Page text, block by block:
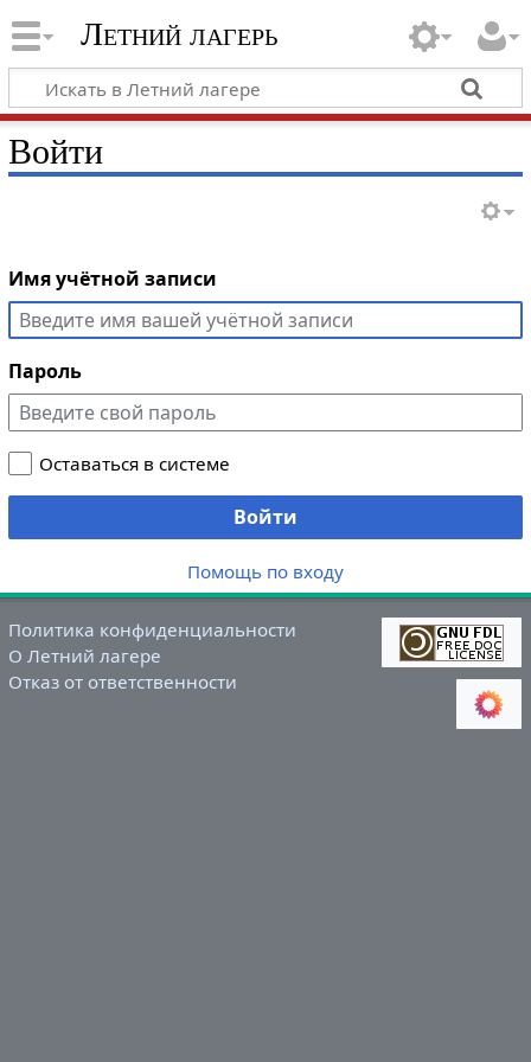
Летний лагерь
Войти
Имя учётной записи
Пароль
Оставаться в системе
Войти
Помощь по входу
Политика конфиденциальности
О Летний лагере
Отказ от ответственности